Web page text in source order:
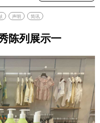
声明 简讯
陈列展示一